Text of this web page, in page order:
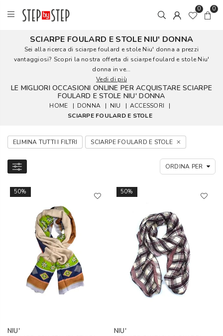
0 0
SCIARPE FOULARD E STOLE NIU' DONNA
Sei alla ricerca di sciarpe foulard e stole Niu' donna a prezzi
vantaggiosi? Scopri la nostra offerta di sciarpe foulard e stole Niu'
donna in ve...
Vedi di più
LE MIGLIORI OCCASIONI ONLINE PER ACQUISTARE SCIARPE
FOULARD E STOLE NIU' DONNA
HOME | DONNA | NIU | ACCESSORI
|
SCIARPE FOULARD E STOLE
ELIMINA TUTTI I FILTRI SCIARPE FOULARD E STOLE
50%
NIU'
50%
NIU'